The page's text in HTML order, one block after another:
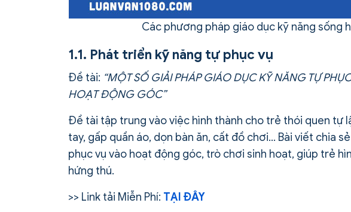
Các phương pháp giáo dục kỹ năng sống
1.1. Phát triển kỹ năng tự phục vụ
Đề tài: “MỘT SỐ GIẢI PHÁP GIÁO DỤC KỸ NĂNG TỰ
HOẠT ĐỘNG GÓC”
Đề tài tập trung vào việc hình thành cho trẻ thói quen tự
tay, gấp quần áo, dọn bàn ăn, cất đồ chơi… Bài viết chia
phục vụ vào hoạt động góc, trò chơi sinh hoạt, giúp trẻ
hứng thú.
>> Link tải Miễn Phí: TẠI ĐÂY